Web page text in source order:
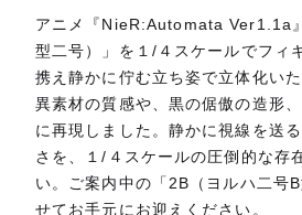
アニメ『NieR:Automata Ver1.1a
型二号）」を１/４スケールでフィ
携え静かに佇む立ち姿で立体化い
異素材の質感や、黒の倨傲の造形
に再現しました。静かに視線を送
さを、１/４スケールの圧倒的な存
い。ご案内中の「2B（ヨルハ二号
せてお手元にお迎えください。